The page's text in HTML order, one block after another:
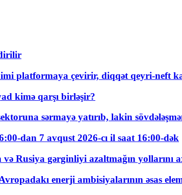
platformaya çevirir, diqqət qeyri-neft
kimə qarşı birləşir?
sərmayə yatırıb, lakin
dan 7 avqust 2026-cı il saat 16:00-dək
Rusiya gərginliyi azaltmağın yollarını
enerji ambisiyalarının əsas